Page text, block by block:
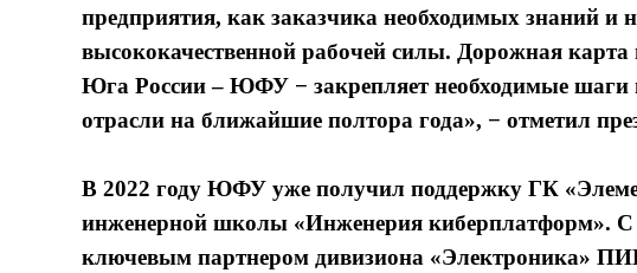
предприятия, как заказчика необходимых знаний и
высококачественной рабочей силы. Дорожная
Юга России – ЮФУ − закрепляет необходимые шаги
отрасли на ближайшие полтора года», − отметил
В 2022 году ЮФУ уже получил поддержку ГК
инженерной школы «Инженерия киберплатформ». С
ключевым партнером дивизиона «Электроника»